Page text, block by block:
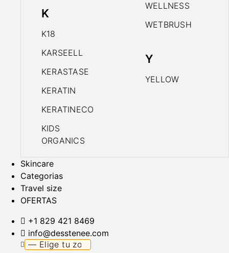
K
K18
KARSEELL
KERASTASE
KERATIN
KERATINECO
KIDS
ORGANICS
WELLNESS
WETBRUSH
Y
YELLOW
Skincare
Categorias
Travel size
OFERTAS
+1 829 421 8469
info@desstenee.com